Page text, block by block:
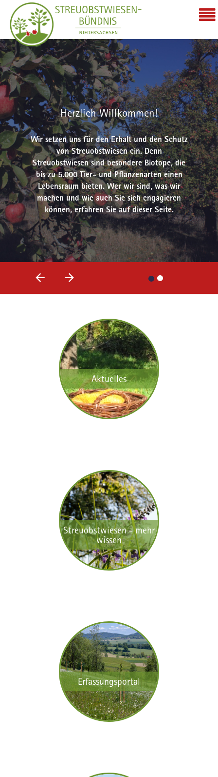
Herzlich Willkommen!
Wir setzen uns für den Erhalt und den Schutz
von Streuobstwiesen ein. Denn
Streuobstwiesen sind besondere Biotope, die
bis zu 5.000 Tier- und Pflanzenarten einen
Lebensraum bieten. Wer wir sind, was wir
machen und wie auch Sie sich engagieren
können, erfahren Sie auf dieser Seite.
Previous
Aktuelles
Streuobstwiesen - mehr
wissen
Erfassungsportal